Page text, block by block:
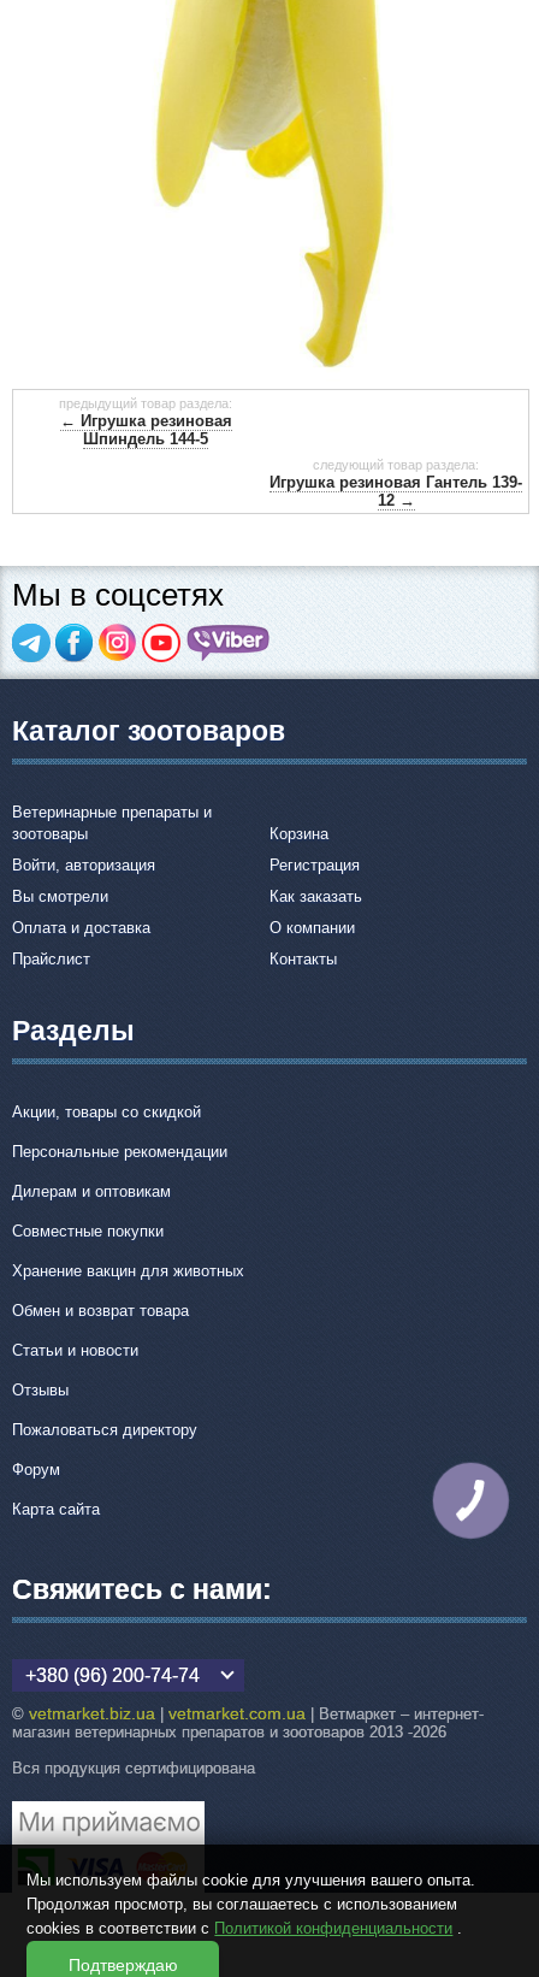
предыдущий товар раздела:
← Игрушка резиновая
Шпиндель 144-5
следующий товар раздела:
Игрушка резиновая Гантель 139-
12 →
Мы в соцсетях
Каталог зоотоваров
Ветеринарные препараты и
зоотовары
Корзина
Войти, авторизация
Регистрация
Вы смотрели
Как заказать
Оплата и доставка
О компании
Прайслист
Контакты
Разделы
Акции, товары со скидкой
Персональные рекомендации
Дилерам и оптовикам
Совместные покупки
Хранение вакцин для животных
Обмен и возврат товара
Статьи и новости
Отзывы
Пожаловаться директору
Форум
Карта сайта
Свяжитесь с нами:
+380 (96) 200-74-74
© vetmarket.biz.ua vetmarket.com.ua | Ветмаркет – интернет-
магазин ветеринарных препаратов и зоотоваров 2013 -2026
Вся продукция сертифицирована
Мы используем файлы cookie для улучшения вашего опыта.
Продолжая просмотр, вы соглашаетесь с использованием
cookies в соответствии с Политикой конфиденциальности .
Подтверждаю
КНОПКА
СВЯЗИ